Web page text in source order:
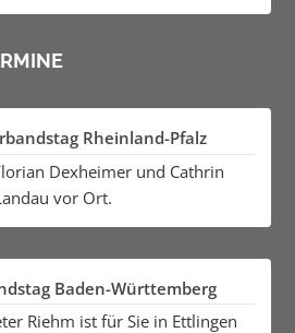
Rheinland-Pfalz
Dexheimer und Cathrin
vor Ort.
Baden-Württemberg
Riehm ist für Sie in Ettlingen